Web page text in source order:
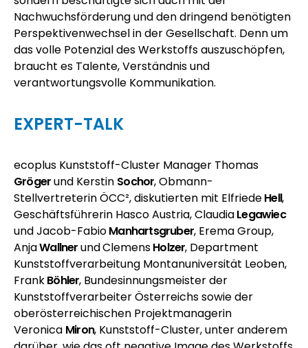
Nachwuchsförderung und den dringend benötigten
Perspektivenwechsel in der Gesellschaft. Denn um
das volle Potenzial des Werkstoffs auszuschöpfen,
braucht es Talente, Verständnis und
verantwortungsvolle Kommunikation.
EXPERT-TALK
ecoplus Kunststoff-Cluster Manager Thomas
Grögerund Kerstin Sochor, Obmann-
Stellvertreterin ÖCC², diskutierten mit ElfriedeHell,
Geschäftsführerin Hasco Austria, ClaudiaLegawiec
und Jacob-FabioManhartsgruber, Erema Group,
AnjaWallnerundClemensHolzer, Department
Kunststoffverarbeitung Montanuniversität Leoben,
FrankBöhler, Bundesinnungsmeister der
Kunststoffverarbeiter Österreichs sowie der
oberösterreichischen Projektmanagerin
Veronica Miron, Kunststoff-Cluster, unter anderem